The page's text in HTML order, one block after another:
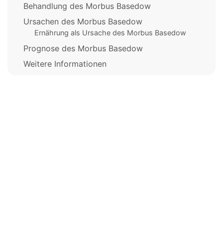
Behandlung des Morbus Basedow
Ursachen des Morbus Basedow
Ernährung als Ursache des Morbus Basedow
Prognose des Morbus Basedow
Weitere Informationen